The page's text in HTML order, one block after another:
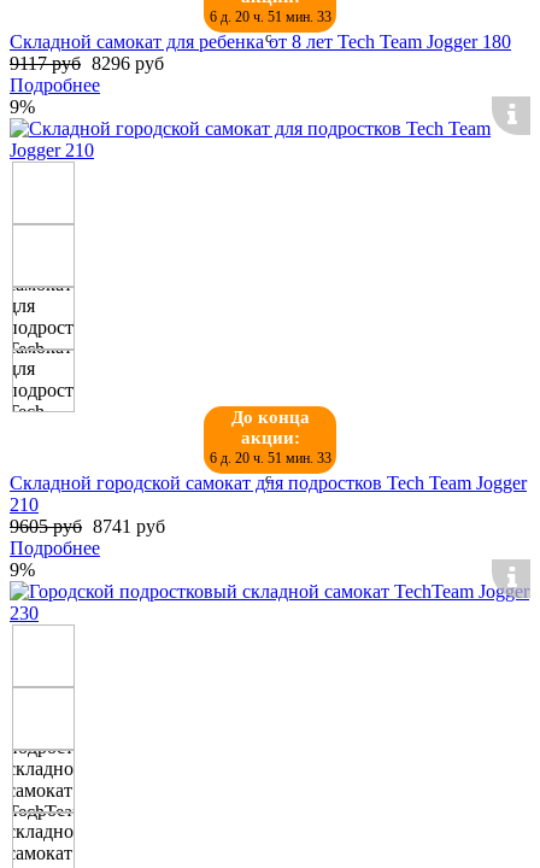
6 д. 20 ч. 51 мин. 32
с.
Складной самокат для ребенка от 8 лет Tech Team Jogger 180
9117 руб 8296 руб
Подробнее
9%
До конца
акции:
6 д. 20 ч. 51 мин. 32
с.
Складной городской самокат для подростков Tech Team Jogger
210
9605 руб 8741 руб
Подробнее
9%